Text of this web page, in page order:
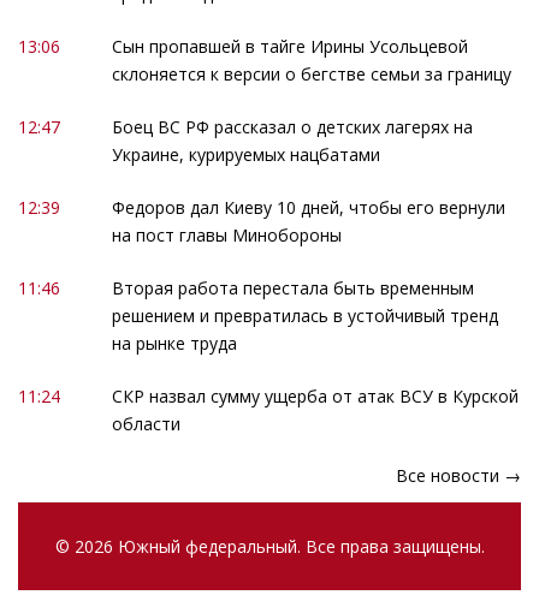
13:06
Сын пропавшей в тайге Ирины Усольцевой
склоняется к версии о бегстве семьи за границу
12:47
Боец ВС РФ рассказал о детских лагерях на
Украине, курируемых нацбатами
12:39
Федоров дал Киеву 10 дней, чтобы его вернули
на пост главы Минобороны
11:46
Вторая работа перестала быть временным
решением и превратилась в устойчивый тренд
на рынке труда
11:24
СКР назвал сумму ущерба от атак ВСУ в Курской
области
Все новости →
© 2026 Южный федеральный. Все права защищены.